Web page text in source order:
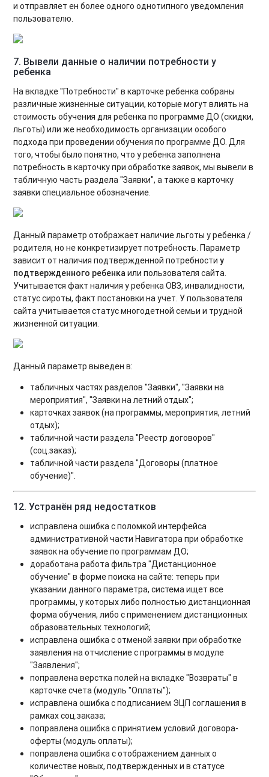
и отправляет ен более одного однотипного уведомления
пользователю.
7. Вывели данные о наличии потребности у
ребенка
На вкладке "Потребности" в карточке ребенка собраны
различные жизненные ситуации, которые могут влиять на
стоимость обучения для ребенка по программе ДО (скидки,
льготы) или же необходимость организации особого
подхода при проведении обучения по программе ДО. Для
того, чтобы было понятно, что у ребенка заполнена
потребность в карточку при обработке заявок, мы вывели в
табличную часть раздела "Заявки", а также в карточку
заявки специальное обозначение.
Данный параметр отображает наличие льготы у ребенка /
родителя, но не конкретизирует потребность. Параметр
зависит от наличия подтвержденной потребностиу
подтвержденного ребенкаили пользователя сайта.
Учитывается факт наличия у ребенка ОВЗ, инвалидности,
статус сироты, факт постановки на учет. У пользователя
сайта учитывается статус многодетной семьи и трудной
жизненной ситуации.
Данный параметр выведен в:
табличных частях разделов "Заявки", "Заявки на
мероприятия", "Заявки на летний отдых";
карточках заявок (на программы, мероприятия, летний
отдых);
табличной части раздела "Реестр договоров"
(соц.заказ);
табличной части раздела "Договоры (платное
обучение)".
12. Устранён ряд недостатков
исправлена ошибка с поломкой интерфейса
административной части Навигатора при обработке
заявок на обучение по программам ДО;
доработана работа фильтра "Дистанционное
обучение" в форме поиска на сайте: теперь при
указании данного параметра, система ищет все
программы, у которых либо полностью дистанционная
форма обучения, либо с применением дистанционных
образовательных технологий;
исправлена ошибка с отменой заявки при обработке
заявления на отчисление с программы в модуле
"Заявления";
поправлена верстка полей на вкладке "Возвраты" в
карточке счета (модуль "Оплаты");
исправлена ошибка с подписанием ЭЦП соглашения в
рамках соц.заказа;
поправлена ошибка с принятием условий договора-
оферты (модуль оплаты);
поправлена ошибка с отображением данных о
количестве новых, подтвержденных и в статусе